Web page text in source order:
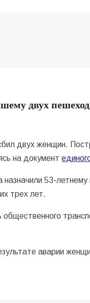
двух
двух женщин.
на документ
назначили 53-
трех лет.
аварии